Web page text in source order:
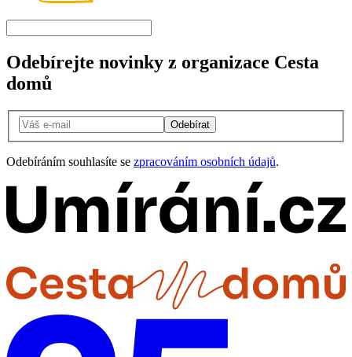
Odebírejte novinky z organizace Cesta
domů
Odebírat
Odebíráním souhlasíte se zpracováním osobních údajů.